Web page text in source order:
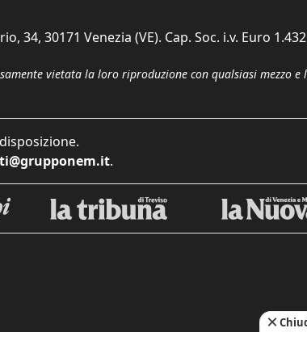
34, 30171 Venezia (VE). Cap. Soc. i.v. Euro
vietata la loro riproduzione con qualsiasi mezzo
.